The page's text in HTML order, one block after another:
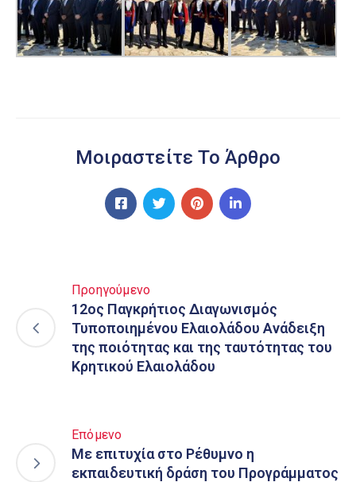
Μοιραστείτε Το Άρθρο
Προηγούμενο
12ος Παγκρήτιος Διαγωνισμός
Τυποποιημένου Ελαιολάδου Ανάδειξη
της ποιότητας και της ταυτότητας του
Κρητικού Ελαιολάδου
Επόμενο
Με επιτυχία στο Ρέθυμνο η
εκπαιδευτική δράση του Προγράμματος